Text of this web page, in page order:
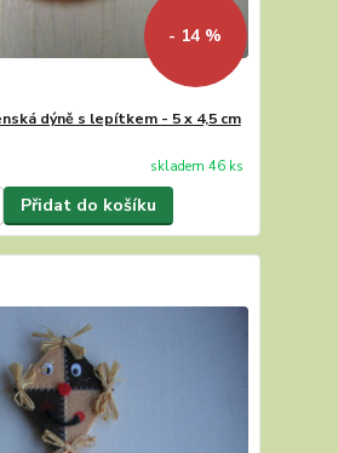
- 14 %
dýně s lepítkem - 5 x 4,5 cm
skladem 46 ks
Přidat do košíku